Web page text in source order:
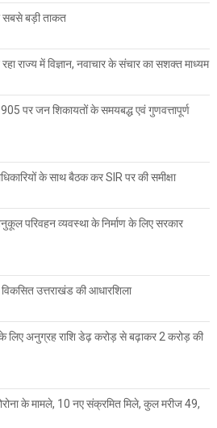
सबसे बड़ी ताकत
राज्य में विज्ञान, नवाचार के संचार का सशक्त माध्यम
पर जन शिकायतों के समयबद्ध एवं गुणवत्तापूर्ण
के साथ बैठक कर SIR पर की समीक्षा
परिवहन व्यवस्था के निर्माण के लिए सरकार
विकसित उत्तराखंड की आधारशिला
के लिए अनुग्रह राशि डेढ़ करोड़ से बढ़ाकर 2 करोड़ की
के मामले, 10 नए संक्रमित मिले, कुल मरीज 49,